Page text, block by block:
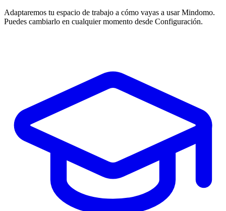
Adaptaremos tu espacio de trabajo a cómo vayas a usar Mindomo.
Puedes cambiarlo en cualquier momento desde Configuración.